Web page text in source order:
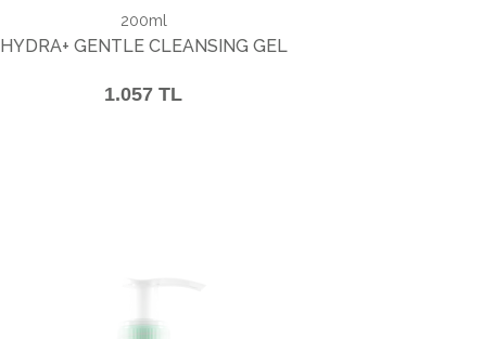
200ml
HYDRA+ GENTLE CLEANSING GEL
1.057 TL